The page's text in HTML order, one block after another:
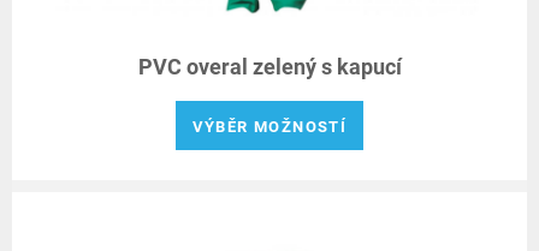
PVC overal zelený s kapucí
VÝBĚR MOŽNOSTÍ